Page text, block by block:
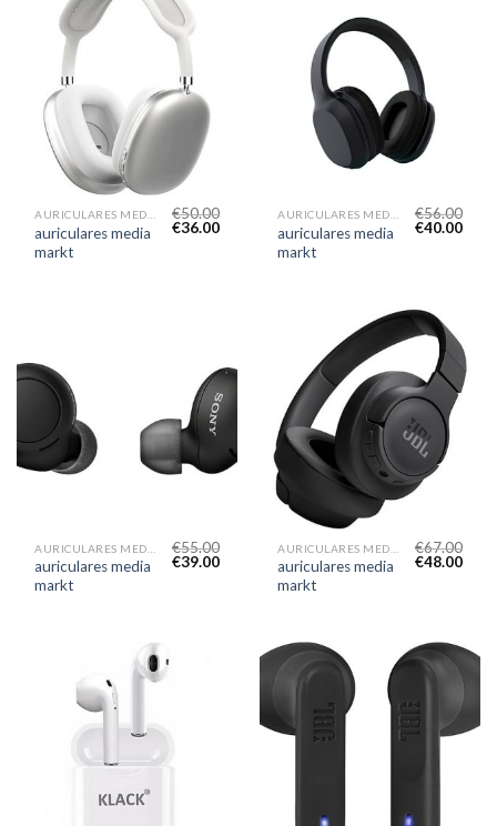
auriculares media
markt
€50.00
€36.00
auriculares media
markt
€56.00
€40.00
auriculares media
markt
€55.00
€39.00
auriculares media
markt
€67.00
€48.00